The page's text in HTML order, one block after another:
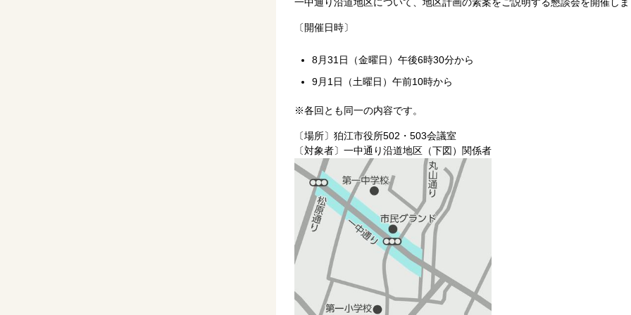
〔開催日時〕
8月31日（金曜日）午後6時30分から
9月1日（土曜日）午前10時から
※各回とも同一の内容です。
〔場所〕狛江市役所502・503会議室
〔対象者〕一中通り沿道地区（下図）関係者